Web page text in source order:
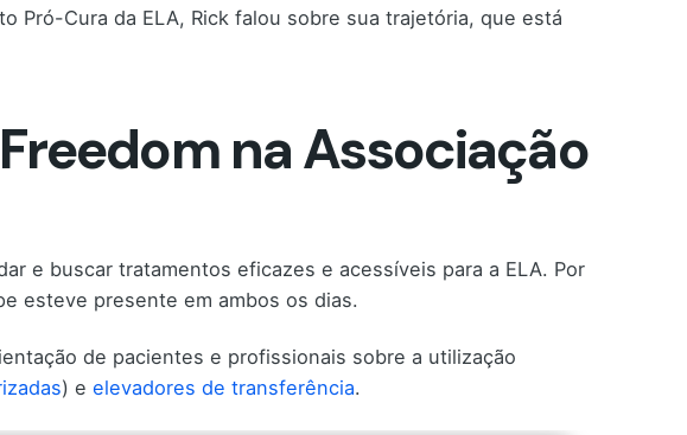
Pró-Cura da ELA, Rick falou sobre sua trajetória, que está
na Associação
e buscar tratamentos eficazes e acessíveis para a ELA. Por
esteve presente em ambos os dias.
de pacientes e profissionais sobre a utilização
) e elevadores de transferência.